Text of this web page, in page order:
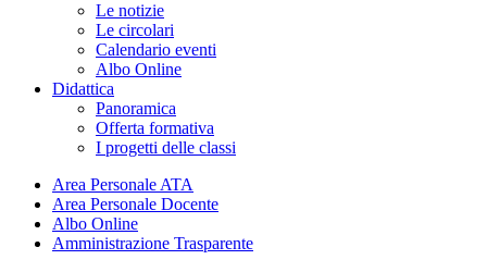
Le notizie
Le circolari
Calendario eventi
Albo Online
Didattica
Panoramica
Offerta formativa
I progetti delle classi
Area Personale ATA
Area Personale Docente
Albo Online
Amministrazione Trasparente